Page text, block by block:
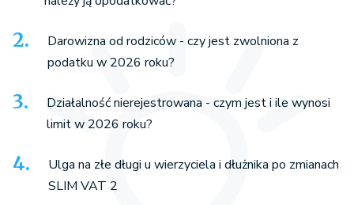
Darowizna od rodziców - czy jest zwolniona z
podatku w 2026 roku?
Działalność nierejestrowana - czym jest i ile wynosi
limit w 2026 roku?
Ulga na złe długi u wierzyciela i dłużnika po zmianach
SLIM VAT 2